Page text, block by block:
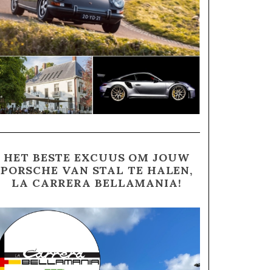
HET BESTE EXCUUS OM JOUW
PORSCHE VAN STAL TE HALEN,
LA CARRERA BELLAMANIA!